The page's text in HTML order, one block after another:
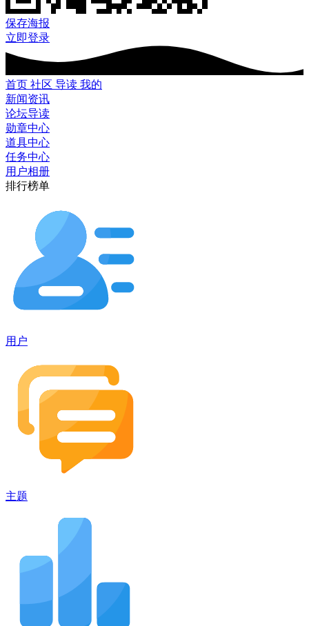
保存海报
立即登录
首页 社区 导读 我的
新闻资讯
论坛导读
勋章中心
道具中心
任务中心
用户相册
排行榜单
用户
主题